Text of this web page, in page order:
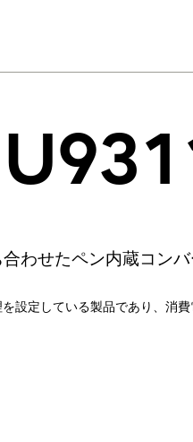
わせたペン内蔵コン
定している製品であり、消費